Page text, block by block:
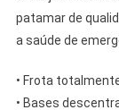
patamar de
a saúde de
• Frota
• Bases